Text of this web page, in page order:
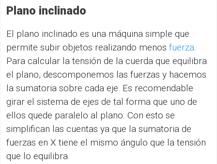
Plano inclinado
El plano inclinado es una máquina simple que
permite subir objetos realizando menos fuerza.
Para calcular la tensión de la cuerda que equilibra
el plano, descomponemos las fuerzas y hacemos
la sumatoria sobre cada eje. Es recomendable
girar el sistema de ejes de tal forma que uno de
ellos quede paralelo al plano. Con esto se
simplifican las cuentas ya que la sumatoria de
fuerzas en X tiene el mismo ángulo que la tensión
que lo equilibra.